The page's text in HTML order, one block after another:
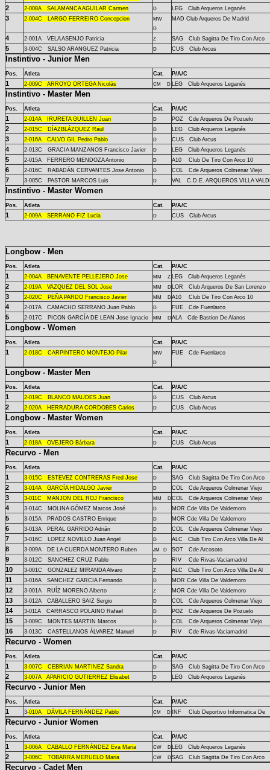
2 2-008A SALAMANCA AGUILAR Carmen D LEG Club Arqueros Leganés
3 2-004C LARGO FERREIRO Concepcion
MW
D
MAD Club Arqueros De Madrid
4 2-001A VELA ASENJO Patricia Z SAG Club Sagitta De Tiro Con Arco
5 3-004C SALSO ARANGUEZ Patricia D CUS Club Arcus
Instintivo - Junior Men
Pos. Atleta Cat. P/A/C
1 2-009C ARROYO ORTEGA Nicolás CM D LEG Club Arqueros Leganés
Instintivo - Master Men
Pos. Atleta Cat. P/A/C
1 2-014A IRURETA GUILLEN Juan D POZ Cde Arqueros De Pozuelo
2 2-015C DÍAZBLÁZQUEZ Raul D LEG Club Arqueros Leganés
3 2-016A CALVO GIL Pedro Pablo D CUS Club Arcus
4 2-013C GRACIA MANZANOS Francisco Javier D LEG Club Arqueros Leganés
5 2-015A FERRERO MENDOZA Antonio D A10 Club De Tiro Con Arco 10
6 2-016C RABADÁN CERVANTES Jose Antonio D COL Cde Arqueros Colmenar Viejo
7 3-005C PASTOR MARCOS Luis D VAL C.D.E. ARQUEROS VILLA
Instintivo - Master Women
Pos. Atleta Cat. P/A/C
1 2-009A SERRANO FIZ Lucia D CUS Club Arcus
Longbow - Men
Pos. Atleta Cat. P/A/C
1 2-004A BENAVENTE PELLEJERO Jose MM Z LEG Club Arqueros Leganés
2 2-019A VAZQUEZ DEL SOL Jose MM D LOR Club Arqueros De San Lorenzo
3 2-020C PEÑA PARDO Francisco Javier MM DA10 Club De Tiro Con Arco 10
4 2-017A CAMACHO SERRANO Juan Pablo D FUE Cde Fuenlarco
5 2-017C PICON GARCÍA DE LEAN Jose Ignacio MM DALA Cde Bastion De Alanos
Longbow - Women
Pos. Atleta Cat. P/A/C
1 2-018C CARPINTERO MONTEJO Pilar
MW
D
FUE Cde Fuenlarco
Longbow - Master Men
Pos. Atleta Cat. P/A/C
1 2-019C BLANCO MAUDES Juan D CUS Club Arcus
2 2-020A HERRADURA CORDOBES Carlos D CUS Club Arcus
Longbow - Master Women
Pos. Atleta Cat. P/A/C
1 2-018A OVEJERO Bárbara D CUS Club Arcus
Recurvo - Men
Pos. Atleta Cat. P/A/C
1 3-015C ESTEVEZ CONTRERAS Fred Jose D SAG Club Sagitta De Tiro Con Arco
2 3-014A GARCÍA HIDALGO Javier D COL Cde Arqueros Colmenar Viejo
3 3-011C MANJON DEL ROJ Francisco MM DCOL Cde Arqueros Colmenar Viejo
4 3-014C MOLINA GÓMEZ Marcos José D MOR Cde Villa De Valdemoro
5 3-015A PRADOS CASTRO Enrique D MOR Cde Villa De Valdemoro
6 3-013A PERAL GARRIDO Adrián D COL Cde Arqueros Colmenar Viejo
7 3-016C LOPEZ NOVILLO Juan Angel D ALC Club Tiro Con Arco Villa De Al
8 3-009A DE LA CUERDA MONTERO Ruben JM D SOT Cde Arcosoto
9 3-012C SANCHEZ CRUZ Pablo D RIV Cde Rivas-Vaciamadrid
10 3-001C GONZALEZ MIRANDA Alvaro Z ALC Club Tiro Con Arco Villa De Al
11 3-016A SANCHEZ GARCIA Fernando D MOR Cde Villa De Valdemoro
12 3-001A RUÍZ MORENO Alberto Z MOR Cde Villa De Valdemoro
13 3-012A CABALLERO SAIZ Sergio D COL Cde Arqueros Colmenar Viejo
14 3-011A CARRASCO POLAINO Rafael D POZ Cde Arqueros De Pozuelo
15 3-009C MONTES MARTIN Marcos D COL Cde Arqueros Colmenar Viejo
16 3-013C CASTELLANOS ÁLVAREZ Manuel D RIV Cde Rivas-Vaciamadrid
Recurvo - Women
Pos. Atleta Cat. P/A/C
1 3-007C CEBRIAN MARTINEZ Sandra D SAG Club Sagitta De Tiro Con Arco
2 3-007A APARICIO GUTIERREZ Elisabet D LEG Club Arqueros Leganés
Recurvo - Junior Men
Pos. Atleta Cat. P/A/C
1 3-010A DÁVILA FERNÁNDEZ Pablo CM D INF Club Deportivo Informatica De
Recurvo - Junior Women
Pos. Atleta Cat. P/A/C
1 3-006A CABALLO FERNÁNDEZ Eva Maria CW D LEG Club Arqueros Leganés
2 3-006C TOBARRA MERUELO Maria CW DSAG Club Sagitta De Tiro Con Arco
Recurvo - Cadet Men